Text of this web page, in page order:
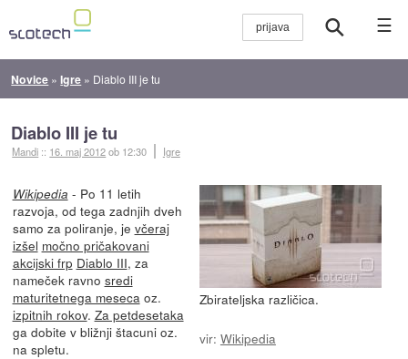
☰
Novice »Igre » Diablo III je tu
Diablo III je tu
Mandi :: 16. maj 2012ob 12:30 Igre
Zbirateljska različica.
vir: Wikipedia
Wikipedia - Po 11 letih
razvoja, od tega zadnjih dveh
samo za poliranje, je včeraj
izšel močno pričakovani
akcijski frp Diablo III, za
nameček ravno sredi
maturitetnega meseca oz.
izpitnih rokov. Za petdesetaka
ga dobite v bližnji štacuni oz.
na spletu.